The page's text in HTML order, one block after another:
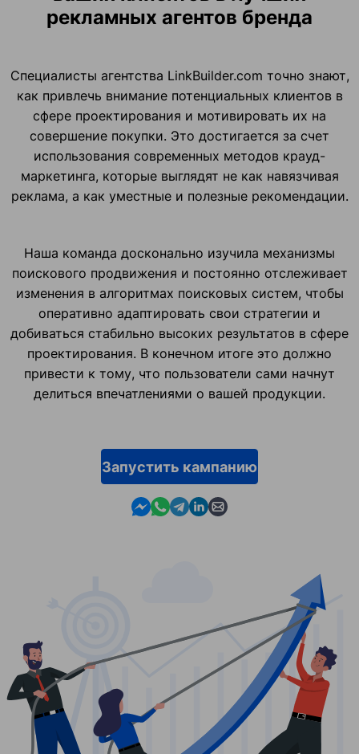
рекламных агентов бренда
Специалисты агентства LinkBuilder.com точно знают,
как привлечь внимание потенциальных клиентов в
сфере проектирования и мотивировать их на
совершение покупки. Это достигается за счет
использования современных методов крауд-
маркетинга, которые выглядят не как навязчивая
реклама, а как уместные и полезные рекомендации.
Наша команда досконально изучила механизмы
поискового продвижения и постоянно отслеживает
изменения в алгоритмах поисковых систем, чтобы
оперативно адаптировать свои стратегии и
добиваться стабильно высоких результатов в сфере
проектирования. В конечном итоге это должно
привести к тому, что пользователи сами начнут
делиться впечатлениями о вашей продукции.
Запустить кампанию
Contact us in Messenger
Contact us in WhatsApp
Contact us in Telegram
Contact us in Linkedin
Contact us by email